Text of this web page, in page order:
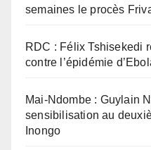
semaines le procès
RDC : Félix Tshisekedi
contre l’épidémie
Mai-Ndombe : Guylain
sensibilisation au
Inongo